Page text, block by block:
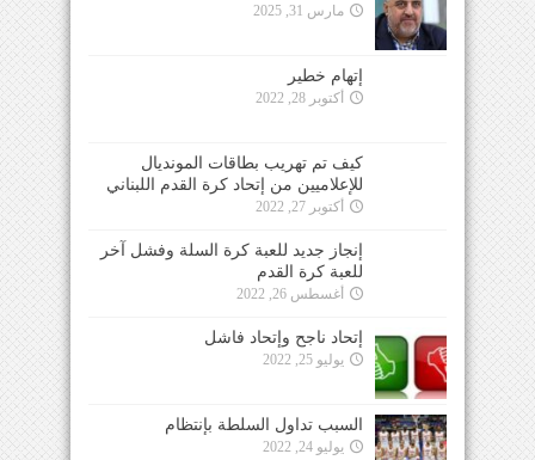
مارس 31, 2025
إتهام خطير
أكتوبر 28, 2022
كيف تم تهريب بطاقات المونديال
للإعلاميين من إتحاد كرة القدم اللبناني
أكتوبر 27, 2022
إنجاز جديد للعبة كرة السلة وفشل آخر
للعبة كرة القدم
أغسطس 26, 2022
إتحاد ناجح وإتحاد فاشل
يوليو 25, 2022
السبب تداول السلطة بإنتظام
يوليو 24, 2022